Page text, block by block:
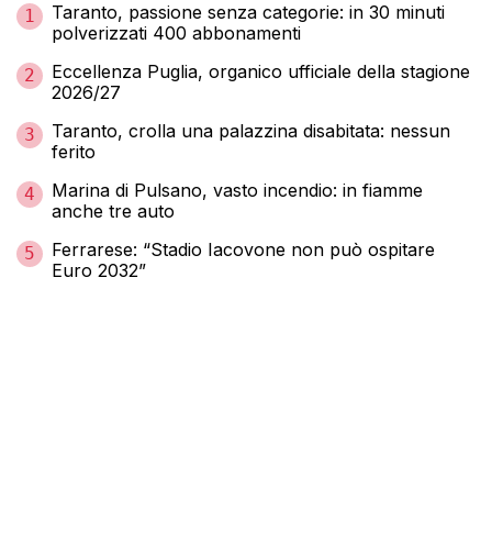
1
Taranto, passione senza categorie: in 30 minuti
polverizzati 400 abbonamenti
2
Eccellenza Puglia, organico ufficiale della stagione
2026/27
3
Taranto, crolla una palazzina disabitata: nessun
ferito
4
Marina di Pulsano, vasto incendio: in fiamme
anche tre auto
5
Ferrarese: “Stadio Iacovone non può ospitare
Euro 2032”